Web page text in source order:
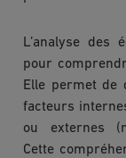
L’analyse des
pour
Elle permet de
facteurs
ou externes
Cette